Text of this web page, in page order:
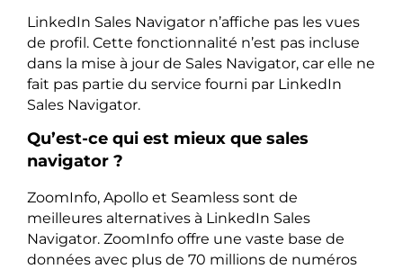
LinkedIn Sales Navigator n’affiche pas les vues
de profil. Cette fonctionnalité n’est pas incluse
dans la mise à jour de Sales Navigator, car elle ne
fait pas partie du service fourni par LinkedIn
Sales Navigator.
Qu’est-ce qui est mieux que sales
navigator ?
ZoomInfo, Apollo et Seamless sont de
meilleures alternatives à LinkedIn Sales
Navigator. ZoomInfo offre une vaste base de
données avec plus de 70 millions de numéros